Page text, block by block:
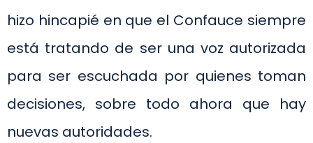
hizo hincapié en que el Confauce siempre
está tratando de ser una voz autorizada
para ser escuchada por quienes toman
decisiones, sobre todo ahora que hay
nuevas autoridades.